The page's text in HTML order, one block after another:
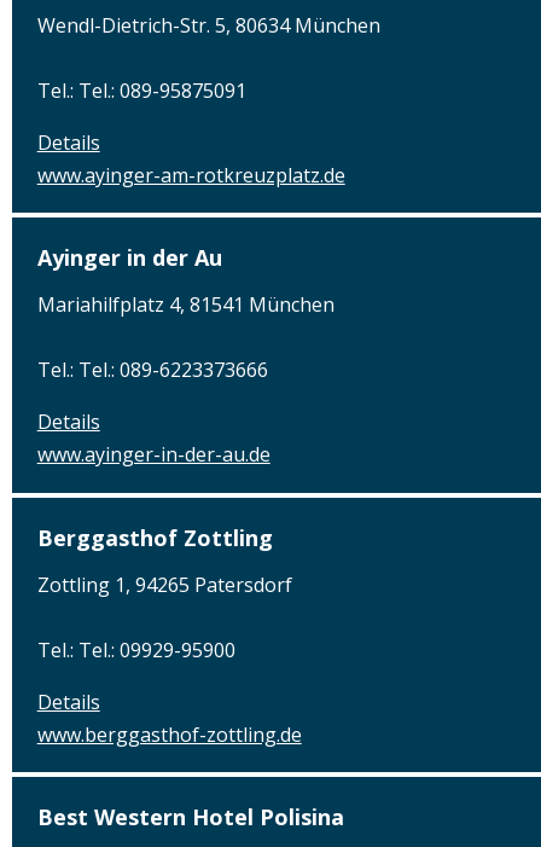
Wendl-Dietrich-Str. 5, 80634 München
Tel.: Tel.: 089-95875091
Details
www.ayinger-am-rotkreuzplatz.de
Ayinger in der Au
Mariahilfplatz 4, 81541 München
Tel.: Tel.: 089-6223373666
Details
www.ayinger-in-der-au.de
Berggasthof Zottling
Zottling 1, 94265 Patersdorf
Tel.: Tel.: 09929-95900
Details
www.berggasthof-zottling.de
Best Western Hotel Polisina